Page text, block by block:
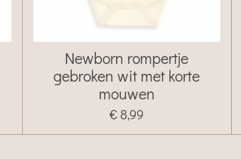
Newborn rompertje
gebroken wit met korte
mouwen
€ 8,99